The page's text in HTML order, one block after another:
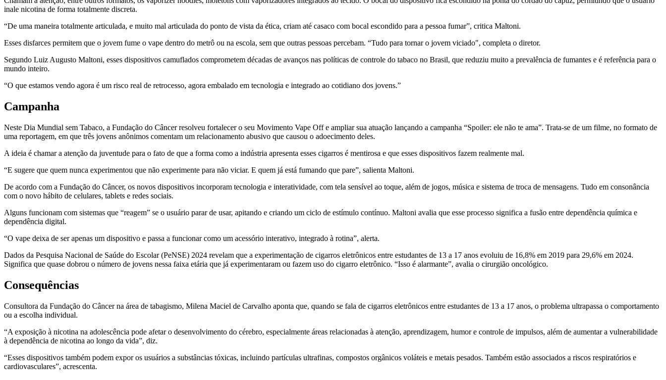
inale nicotina de forma totalmente discreta.
“De uma maneira totalmente articulada, e muito mal articulada do ponto de vista da ética, criam até casaco com bocal escondido para a pessoa fumar”, critica Maltoni.
Esses disfarces permitem que o jovem fume o vape dentro do metrô ou na escola, sem que outras pessoas percebam. “Tudo para tornar o jovem viciado", completa o diretor.
Segundo Luiz Augusto Maltoni, esses dispositivos camuflados comprometem décadas de avanços nas políticas de controle do tabaco no Brasil, que reduziu muito a prevalência de fumantes e é referência para o
mundo inteiro.
“O que estamos vendo agora é um risco real de retrocesso, agora embalado em tecnologia e integrado ao cotidiano dos jovens.”
Campanha
Neste Dia Mundial sem Tabaco, a Fundação do Câncer resolveu fortalecer o seu Movimento Vape Off e ampliar sua atuação lançando a campanha “Spoiler: ele não te ama”. Trata-se de um filme, no formato de
uma reportagem, em que três jovens anônimos comentam um relacionamento abusivo que causou o adoecimento deles.
A ideia é chamar a atenção da juventude para o fato de que a forma como a indústria apresenta esses cigarros é mentirosa e que esses dispositivos fazem realmente mal.
“E sugere que quem nunca experimentou que não experimente para não viciar. E quem já está fumando que pare”, salienta Maltoni.
De acordo com a Fundação do Câncer, os novos dispositivos incorporam tecnologia e interatividade, com tela sensível ao toque, além de jogos, música e sistema de troca de mensagens. Tudo em consonância
com o novo hábito de celulares, tablets e redes sociais.
Alguns funcionam com sistemas que “reagem” se o usuário parar de usar, apitando e criando um ciclo de estímulo contínuo. Maltoni avalia que esse processo significa a fusão entre dependência química e
dependência digital.
“O vape deixa de ser apenas um dispositivo e passa a funcionar como um acessório interativo, integrado à rotina”, alerta.
Dados da Pesquisa Nacional de Saúde do Escolar (PeNSE) 2024 revelam que a experimentação de cigarros eletrônicos entre estudantes de 13 a 17 anos evoluiu de 16,8% em 2019 para 29,6% em 2024.
Significa que quase dobrou o número de jovens nessa faixa etária que já experimentaram ou fazem uso do cigarro eletrônico. “Isso é alarmante”, avalia o cirurgião oncológico.
Consequências
Consultora da Fundação do Câncer na área de tabagismo, Milena Maciel de Carvalho aponta que, quando se fala de cigarros eletrônicos entre estudantes de 13 a 17 anos, o problema ultrapassa o comportamento
ou a escolha individual.
“A exposição à nicotina na adolescência pode afetar o desenvolvimento do cérebro, especialmente áreas relacionadas à atenção, aprendizagem, humor e controle de impulsos, além de aumentar a vulnerabilidade
à dependência de nicotina ao longo da vida”, diz.
“Esses dispositivos também podem expor os usuários a substâncias tóxicas, incluindo partículas ultrafinas, compostos orgânicos voláteis e metais pesados. Também estão associados a riscos respiratórios e
cardiovasculares”, acrescenta.